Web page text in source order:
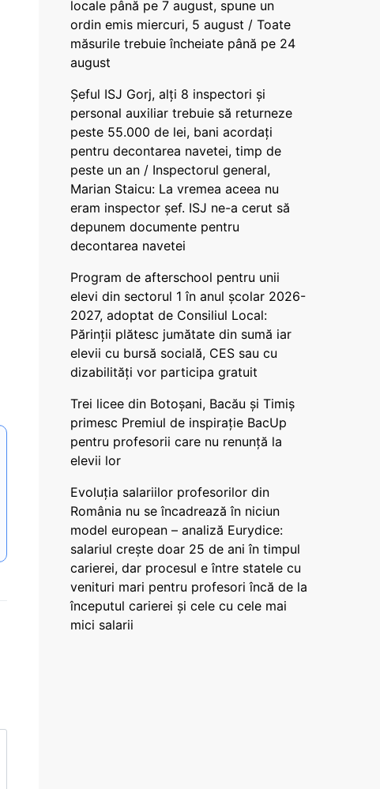
locale până pe 7 august, spune un
ordin emis miercuri, 5 august / Toate
măsurile trebuie încheiate până pe 24
august
Șeful ISJ Gorj, alți 8 inspectori și
personal auxiliar trebuie să returneze
peste 55.000 de lei, bani acordați
pentru decontarea navetei, timp de
peste un an / Inspectorul general,
Marian Staicu: La vremea aceea nu
eram inspector șef. ISJ ne-a cerut să
depunem documente pentru
decontarea navetei
Program de afterschool pentru unii
elevi din sectorul 1 în anul școlar 2026-
2027, adoptat de Consiliul Local:
Părinții plătesc jumătate din sumă iar
elevii cu bursă socială, CES sau cu
dizabilităţi vor participa gratuit
Trei licee din Botoșani, Bacău și Timiș
primesc Premiul de inspirație BacUp
pentru profesorii care nu renunță la
elevii lor
Evoluția salariilor profesorilor din
România nu se încadrează în niciun
model european – analiză Eurydice:
salariul crește doar 25 de ani în timpul
carierei, dar procesul e între statele cu
venituri mari pentru profesori încă de la
începutul carierei și cele cu cele mai
mici salarii